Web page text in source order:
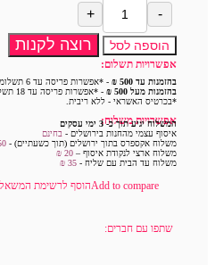
הוספה לסל רוצה לקנות
אפשרויות תשלום:
בהזמנות עד 500 ₪
- *אפשרות פריסה עד 6 תשלומים.
בהזמנות מעל 500 ₪
- *אפשרות פריסה עד 18 תשלומים.
*בכרטיס האשראי - ללא ריבית.
אפשרויות משלוח:
המשלוח יגיע תוך כ- 3 ימי עסקים
איסוף עצמי מהחנות בירושלים - בחינם
משלוח אקספרס בתוך ירושלים (תוך כשעתיים) - ₪
משלוח ארצי לנקודת איסוף – 20 ₪
משלוח עד הבית עם שליח - 35
₪
Add to compareהוסף לרשימת
שתפו עם חברים: